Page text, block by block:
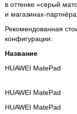
в оттенке «серый
и магазинах-
Рекомендованная
конфигурации:
Название
HUAWEI MatePad
HUAWEI MatePad
HUAWEI MatePad